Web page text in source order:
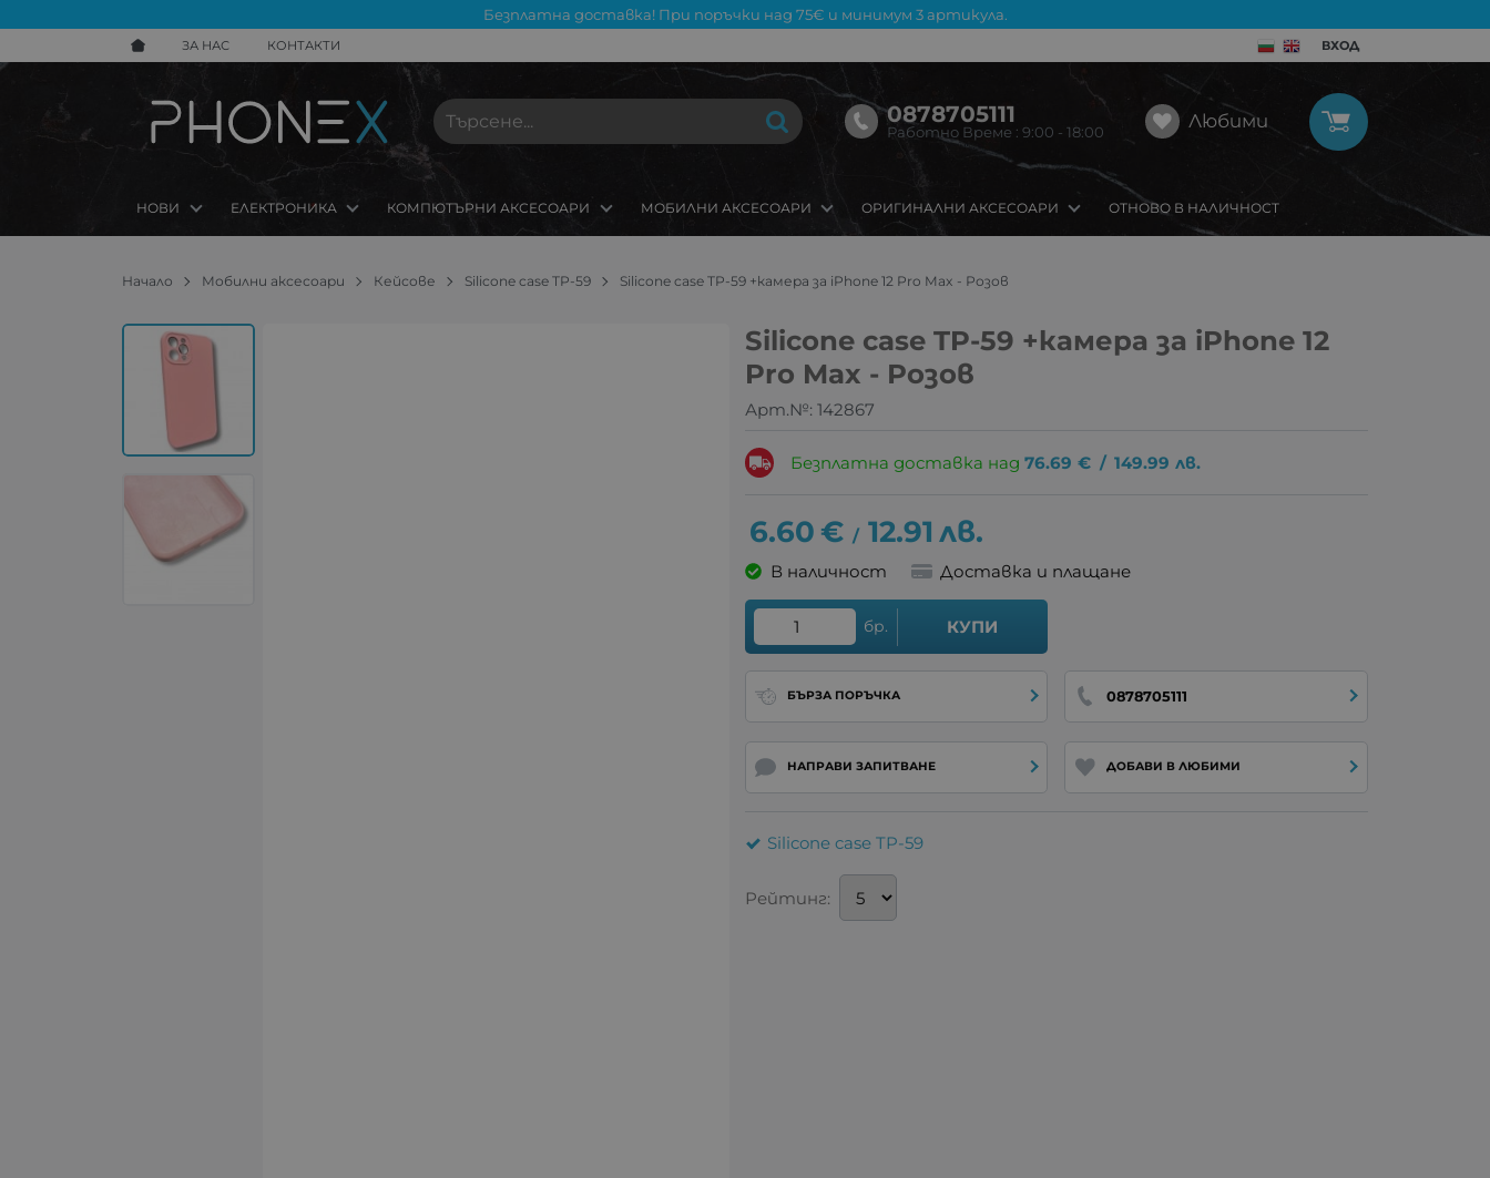
Безплатна доставка! При поръчки над 75€ и минимум 3 артикула.
ЗА НАС КОНТАКТИ ВХОД
0878705111
Работно Време : 9:00 - 18:00 Любими
НОВИ ЕЛЕКТРОНИКА КОМПЮТЪРНИ АКСЕСОАРИ МОБИЛНИ АКСЕСОАРИ ОРИГИНАЛНИ АКСЕСОАРИ ОТНОВО В НАЛИЧНОСТ
Начало Мобилни аксесоари Кейсове Silicone case TP-59 Silicone case TP-59 +камера за iPhone 12 Pro Max - Розов
Silicone case TP-59 +камера за iPhone 12
Pro Max - Розов
Арт.№: 142867
Безплатна доставка над76.69 € / 149.99 лв.
6.60 € / 12.91 лв.
В наличност Доставка и плащане
бр. КУПИ
БЪРЗА ПОРЪЧКА 0878705111
НАПРАВИ ЗАПИТВАНЕ ДОБАВИ В ЛЮБИМИ
Silicone case TP-59
Рейтинг: